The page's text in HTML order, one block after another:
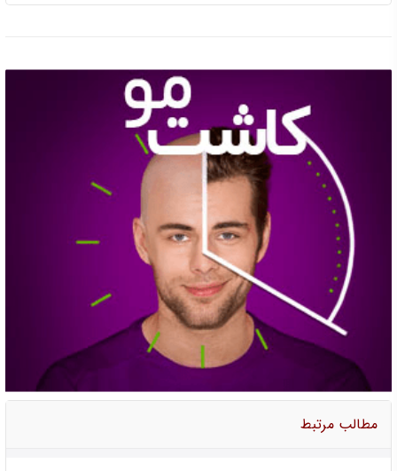
مطالب مرتبط